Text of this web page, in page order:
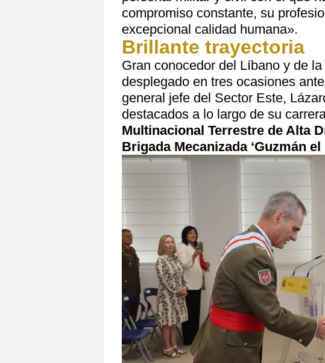
compromiso constante, su
excepcional calidad humana».
Brillante trayectoria
Gran conocedor del Líbano y de
desplegado en tres ocasiones
general jefe del Sector Este,
destacados a lo largo de su
Multinacional Terrestre de Alta
Brigada Mecanizada ‘Guzmán el